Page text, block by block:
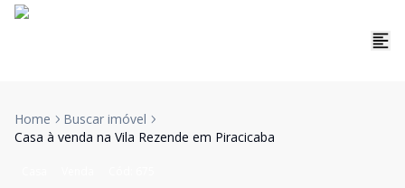
Home
Buscar imóvel
Casa à venda na Vila Rezende em Piracicaba